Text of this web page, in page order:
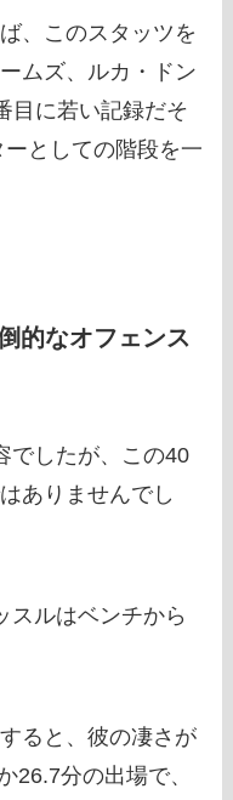
、このスタッツを
ムズ、ルカ・ドン
目に若い記録だそ
としての階段を一
的なオフェンス
でしたが、この40
ありませんでし
スルはベンチから
ると、彼の凄さが
26.7分の出場で、